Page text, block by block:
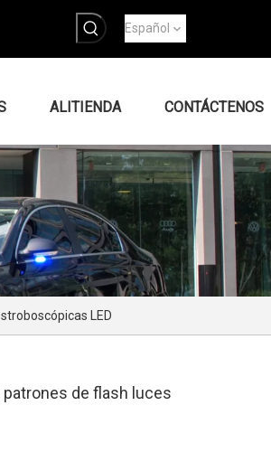
Español
ALITIENDA CONTÁCTENOS
LED
de flash luces